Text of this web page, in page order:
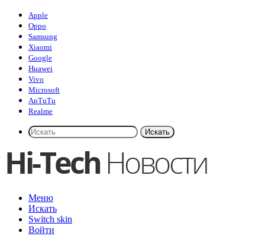
Apple
Oppo
Samsung
Xiaomi
Google
Huawei
Vivo
Microsoft
AnTuTu
Realme
Искать
Меню
Искать
Switch skin
Войти